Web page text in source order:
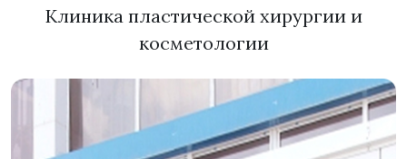
Клиника пластической хирургии и
косметологии